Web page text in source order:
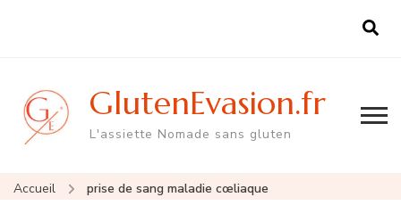
GlutenEvasion.fr
L'assiette Nomade sans gluten
Accueil prise de sang maladie cœliaque